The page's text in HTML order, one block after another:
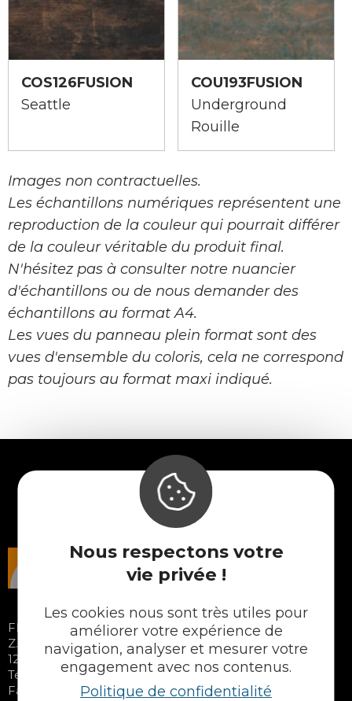
Nous respectons votre
vie privée !
Les cookies nous sont très utiles pour
améliorer votre expérience de
navigation, analyser et mesurer votre
engagement avec nos contenus.
Politique de confidentialité
COS126FUSION
Seattle
COU193FUSION
Underground
Rouille
Images non contractuelles.
Les échantillons numériques représentent une
reproduction de la couleur qui pourrait différer
de la couleur véritable du produit final.
N'hésitez pas à consulter notre nuancier
d'échantillons ou de nous demander des
échantillons au format A4.
Les vues du panneau plein format sont des
vues d'ensemble du coloris, cela ne correspond
pas toujours au format maxi indiqué.
FIDELEM S.A.S
Z.A. les Calsades – 11 avenue de Combecrozes
12340 BOZOULS – FRANCE
Tél. 05 65 48 89 70
Fax : 05 65 48 37 65